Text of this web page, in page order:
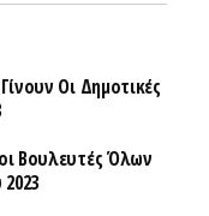
Οι Δημοτικές
Βουλευτές Όλων